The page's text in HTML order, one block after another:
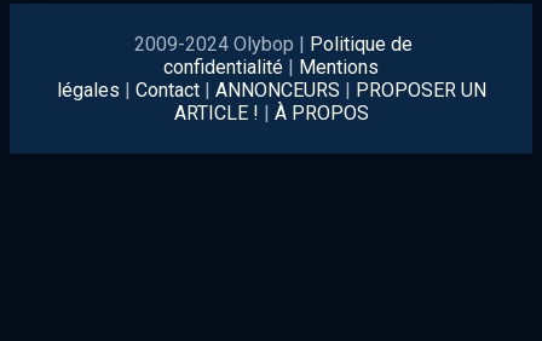
2009-2024 Olybop | Politique de
confidentialité | Mentions
légales | Contact| ANNONCEURS | PROPOSER UN
ARTICLE ! | À PROPOS